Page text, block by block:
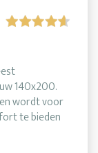
140x200.
wordt voor
te bieden